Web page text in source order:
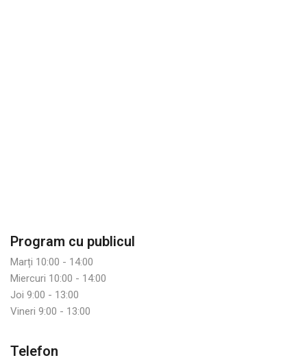
Program cu publicul
Marți 10:00 - 14:00
Miercuri 10:00 - 14:00
Joi 9:00 - 13:00
Vineri 9:00 - 13:00
Telefon